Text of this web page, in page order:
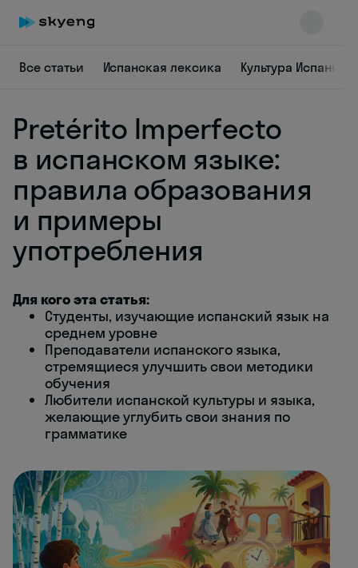
Все статьи Испанская лексика Культура Испании
Pretérito Imperfecto
в испанском языке:
правила образования
и примеры
употребления
Для кого эта статья:
Студенты, изучающие испанский язык на
среднем уровне
Преподаватели испанского языка,
стремящиеся улучшить свои методики
обучения
Любители испанской культуры и языка,
желающие углубить свои знания по
грамматике
online